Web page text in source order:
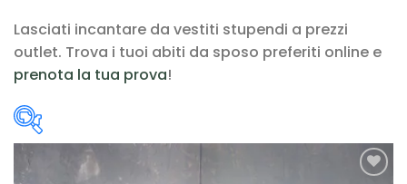
Lasciati incantare da vestiti stupendi a prezzi
outlet. Trova i tuoi abiti da sposo preferiti online e
prenota la tua prova!
Scegli la Categoria